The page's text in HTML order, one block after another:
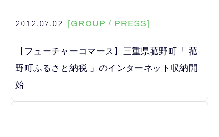
2012.07.02 [GROUP / PRESS]
【フューチャーコマース】三重県菰野町「 菰
野町ふるさと納税 」のインターネット収納開
始